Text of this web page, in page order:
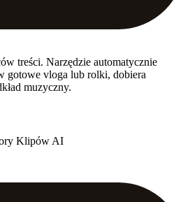
treści. Narzędzie automatycznie
gotowe vloga lub rolki, dobiera
muzyczny.
Klipów AI